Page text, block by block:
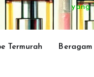
yang
Termurah